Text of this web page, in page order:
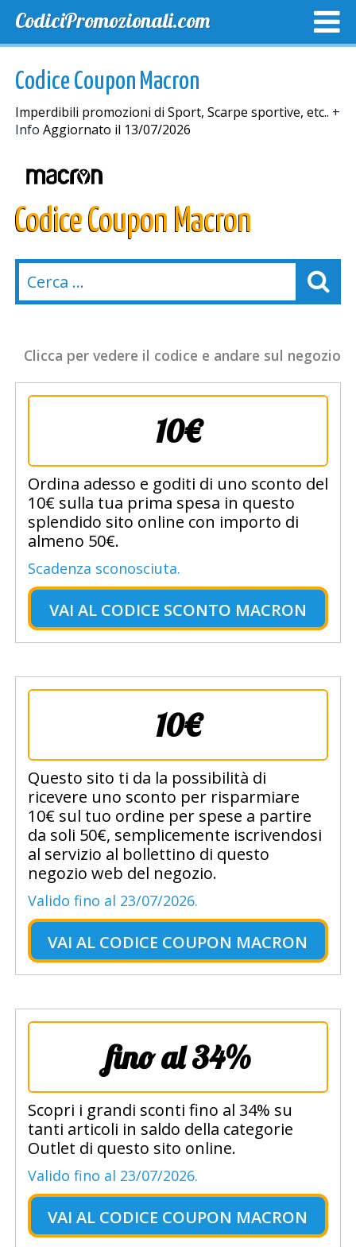
CodiciPromozionali.com
Codice Coupon Macron
Imperdibili promozioni di Sport, Scarpe sportive, etc.. +
Info Aggiornato il 13/07/2026
Codice Coupon Macron
Clicca per vedere il codice e andare sul negozio
10€
Ordina adesso e goditi di uno sconto del
10€ sulla tua prima spesa in questo
splendido sito online con importo di
almeno 50€.
Scadenza sconosciuta.
VAI AL CODICE SCONTO MACRON
10€
Questo sito ti da la possibilità di
ricevere uno sconto per risparmiare
10€ sul tuo ordine per spese a partire
da soli 50€, semplicemente iscrivendosi
al servizio al bollettino di questo
negozio web del negozio.
Valido fino al 23/07/2026.
VAI AL CODICE COUPON MACRON
fino al 34%
Scopri i grandi sconti fino al 34% su
tanti articoli in saldo della categorie
Outlet di questo sito online.
Valido fino al 23/07/2026.
VAI AL CODICE COUPON MACRON